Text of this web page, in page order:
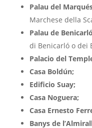
Palau del
Marchese della
Palau de
di Benicarló o dei
Palacio del
Casa Boldún;
Edificio Suay;
Casa Noguera;
Casa Ernesto
Banys de